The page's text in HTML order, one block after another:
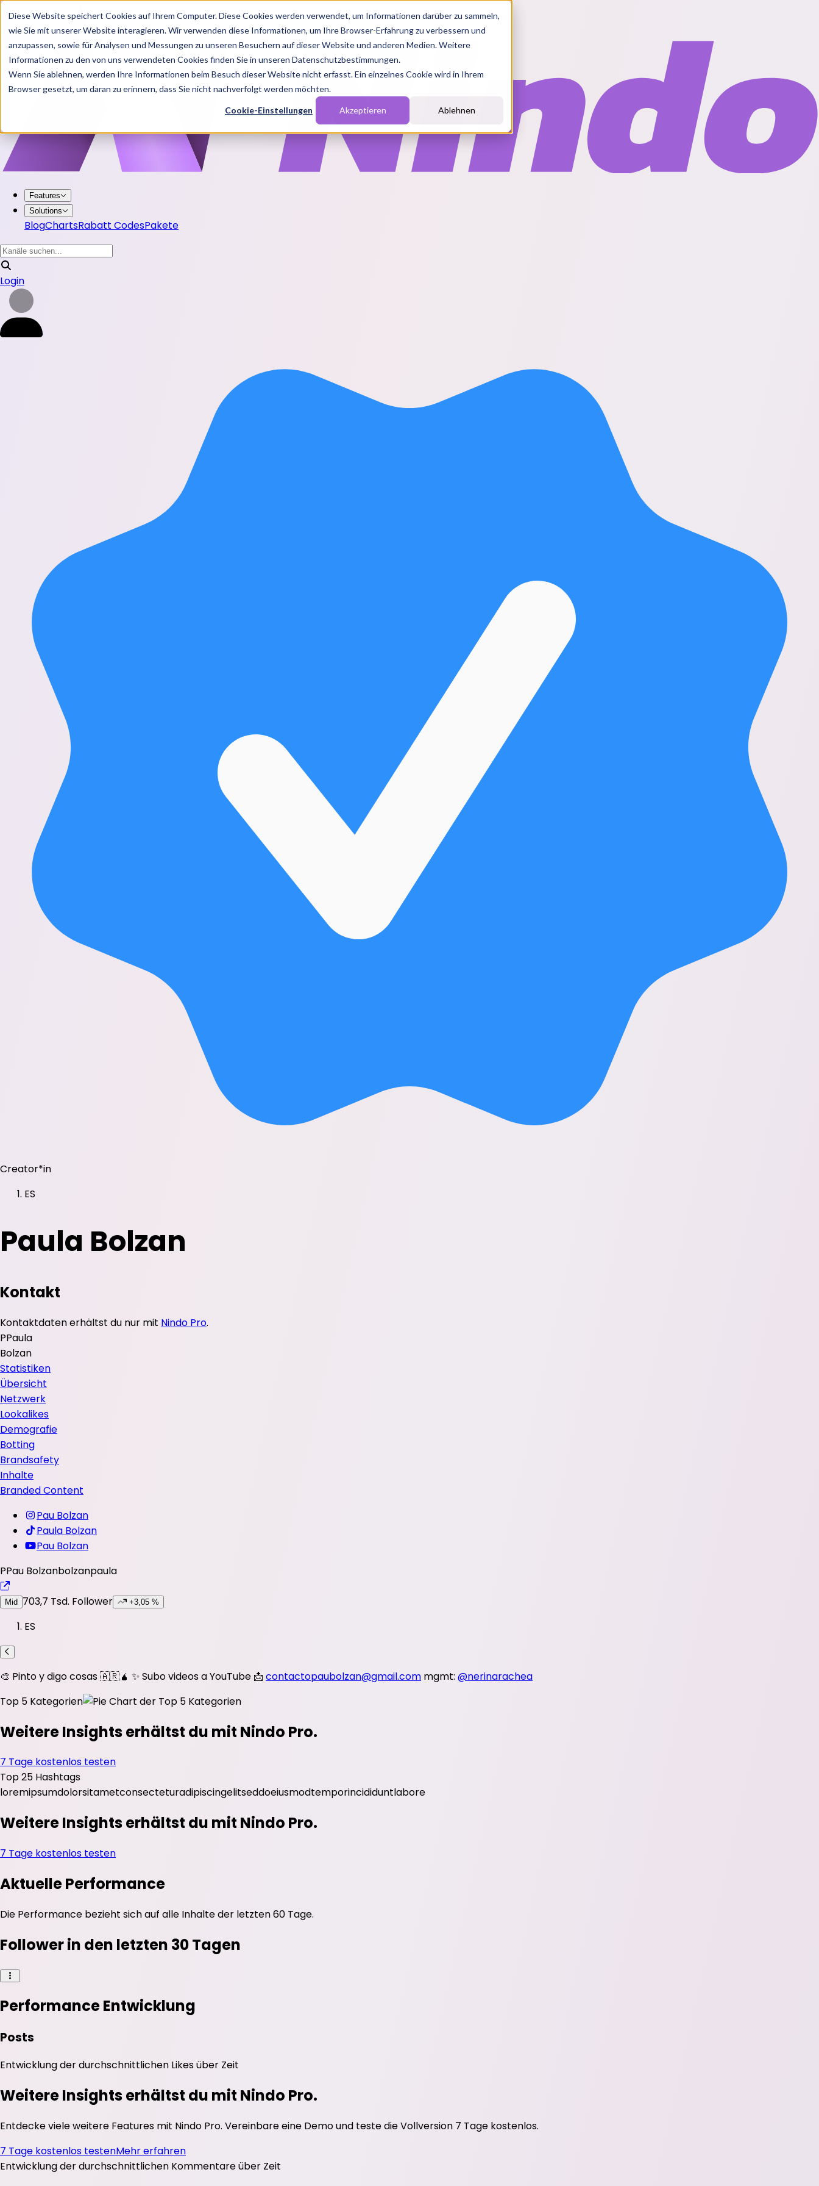
Diese Website speichert Cookies auf Ihrem Computer. Diese Cookies werden verwendet, um Informationen darüber zu sammeln,
wie Sie mit unserer Website interagieren. Wir verwenden diese Informationen, um Ihre Browser-Erfahrung zu verbessern und
anzupassen, sowie für Analysen und Messungen zu unseren Besuchern auf dieser Website und anderen Medien. Weitere
Informationen zu den von uns verwendeten Cookies finden Sie in unseren Datenschutzbestimmungen.
Wenn Sie ablehnen, werden Ihre Informationen beim Besuch dieser Website nicht erfasst. Ein einzelnes Cookie wird in Ihrem
Browser gesetzt, um daran zu erinnern, dass Sie nicht nachverfolgt werden möchten.
Cookie-Einstellungen Akzeptieren Ablehnen
Features
Solutions
BlogChartsRabatt CodesPakete
Login
Creator*in
ES
Paula Bolzan
Kontakt
Kontaktdaten erhältst du nur mit Nindo Pro.
PPaula
Bolzan
Statistiken
Übersicht
Netzwerk
Lookalikes
Demografie
Botting
Brandsafety
Inhalte
Branded Content
Pau Bolzan
Paula Bolzan
Pau Bolzan
PPau Bolzanbolzanpaula
Mid 703,7 Tsd. Follower +3,05 %
ES
🎨 Pinto y digo cosas 🇦🇷🧉 ✨ Subo videos a YouTube 📩 contactopaubolzan@gmail.com mgmt: @nerinarachea
Top 5 Kategorien
Weitere Insights erhältst du mit Nindo Pro.
7 Tage kostenlos testen
Top 25 Hashtags
loremipsumdolorsitametconsecteturadipiscingelitseddoeiusmodtemporincididuntlabore
Weitere Insights erhältst du mit Nindo Pro.
7 Tage kostenlos testen
Aktuelle Performance
Die Performance bezieht sich auf alle Inhalte der letzten 60 Tage.
Follower in den letzten 30 Tagen
Performance Entwicklung
Posts
Entwicklung der durchschnittlichen Likesüber Zeit
Weitere Insights erhältst du mit Nindo Pro.
Entdecke viele weitere Features mit Nindo Pro. Vereinbare eine Demo und teste die Vollversion 7 Tage kostenlos.
7 Tage kostenlos testenMehr erfahren
Entwicklung der durchschnittlichen Kommentareüber Zeit